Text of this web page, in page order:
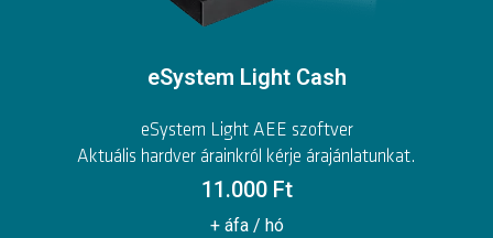
eSystem Light Cash
eSystem Light AEE szoftver
Aktuális hardver árainkról kérje árajánlatunkat.
11.000 Ft
+ áfa / hó